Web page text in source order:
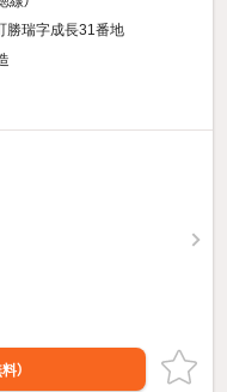
勝瑞字成長31番地
）